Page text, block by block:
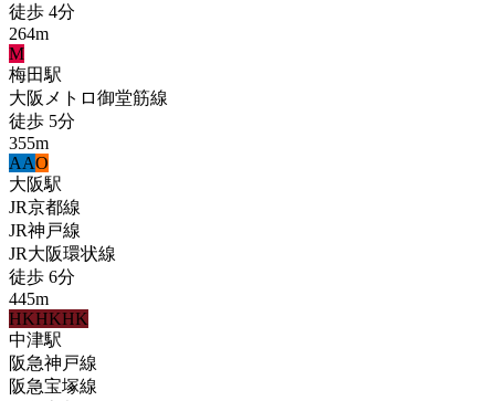
徒歩 4分
264m
M
梅田駅
大阪メトロ御堂筋線
徒歩 5分
355m
AAO
大阪駅
JR京都線
JR神戸線
JR大阪環状線
徒歩 6分
445m
HKHKHK
中津駅
阪急神戸線
阪急宝塚線